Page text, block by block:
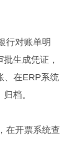
行对账单明
生成凭证，
、在ERP系统
档。
在开票系统查